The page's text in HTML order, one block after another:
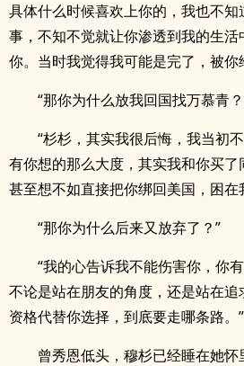
具体什么时候喜欢上你的，我也不
事，不知不觉就让你渗透到我的生
你。当时我觉得我可能是完了，被你
“那你为什么放我回国找万慕青
“杉杉，其实我很后悔，我当初
有你想的那么大度，其实我和你买
甚至想不如直接把你绑回美国，困在
“那你为什么后来又放弃了？”
“我的心告诉我不能伤害你，你
不论是站在朋友的角度，还是站在
资格代替你选择，到底要走哪条路。”
曾秀恩低头，穆杉已经睡在她怀